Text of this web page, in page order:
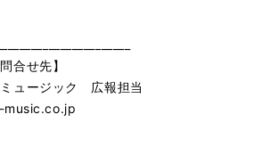
合せ先】
ュージック 広報担当
music.co.jp